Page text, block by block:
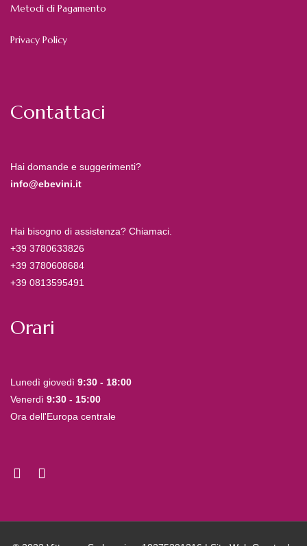
Metodi di Pagamento
Privacy Policy
Contattaci
Hai domande e suggerimenti?
info@ebevini.it
Hai bisogno di assistenza? Chiamaci.
+39 3780633826
+39 3780608684
+39 0813595491
Orari
Lunedì giovedì 9:30 - 18:00
Venerdì 9:30 - 15:00
Ora dell'Europa centrale